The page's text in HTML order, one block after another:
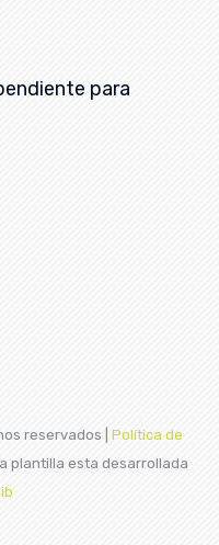
para
reservados | Política de
plantilla esta desarrollada